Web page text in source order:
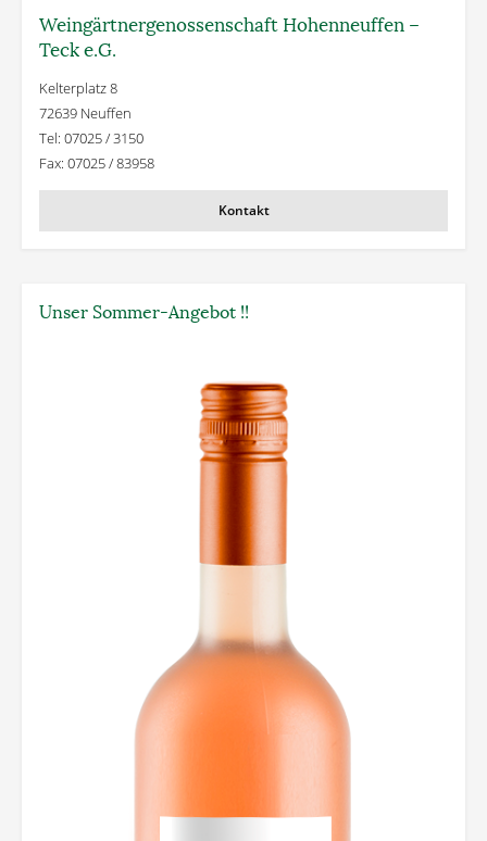
Weingärtner­genossenschaft Hohenneuffen –
Teck e.G.
Kelterplatz 8
72639 Neuffen
Tel: 07025 / 3150
Fax: 07025 / 83958
Kontakt
Unser Sommer-Angebot !!